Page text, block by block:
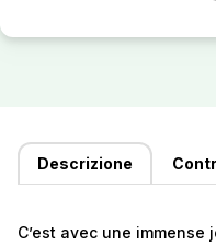
Descrizione
C’est avec une